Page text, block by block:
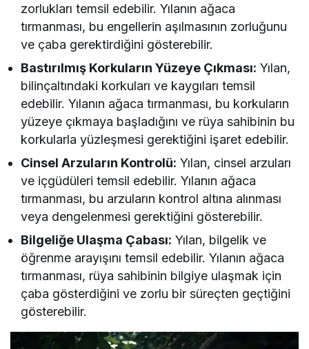
zorlukları temsil edebilir. Yılanın ağaca
tırmanması, bu engellerin aşılmasının zorluğunu
ve çaba gerektirdiğini gösterebilir.
Bastırılmış Korkuların Yüzeye Çıkması: Yılan,
bilinçaltındaki korkuları ve kaygıları temsil
edebilir. Yılanın ağaca tırmanması, bu korkuların
yüzeye çıkmaya başladığını ve rüya sahibinin bu
korkularla yüzleşmesi gerektiğini işaret edebilir.
Cinsel Arzuların Kontrolü: Yılan, cinsel arzuları
ve içgüdüleri temsil edebilir. Yılanın ağaca
tırmanması, bu arzuların kontrol altına alınması
veya dengelenmesi gerektiğini gösterebilir.
Bilgeliğe Ulaşma Çabası: Yılan, bilgelik ve
öğrenme arayışını temsil edebilir. Yılanın ağaca
tırmanması, rüya sahibinin bilgiye ulaşmak için
çaba gösterdiğini ve zorlu bir süreçten geçtiğini
gösterebilir.